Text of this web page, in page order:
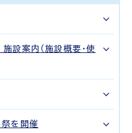
設案内（施設概要・使
を開催